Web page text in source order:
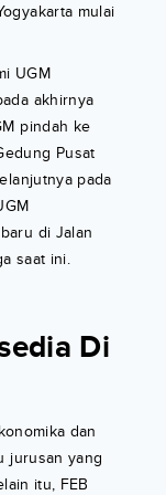
mulai
UGM
akhirnya
pindah ke
Pusat
pada
di Jalan
saat ini.
Di
dan
jurusan yang
itu, FEB